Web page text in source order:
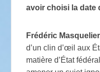
avoir choisi la date
Frédéric
d’un clin d’œil aux
matière d’État